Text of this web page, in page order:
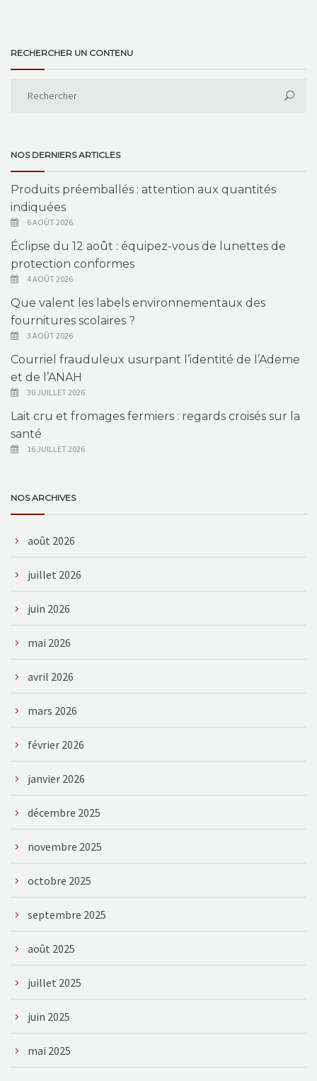
RECHERCHER UN CONTENU
NOS DERNIERS ARTICLES
Produits préemballés : attention aux quantités
indiquées
6 AOÛT 2026
Éclipse du 12 août : équipez-vous de lunettes de
protection conformes
4 AOÛT 2026
Que valent les labels environnementaux des
fournitures scolaires ?
3 AOÛT 2026
Courriel frauduleux usurpant l’identité de l’Ademe
et de l’ANAH
30 JUILLET 2026
Lait cru et fromages fermiers : regards croisés sur la
santé
16 JUILLET 2026
NOS ARCHIVES
août 2026
juillet 2026
juin 2026
mai 2026
avril 2026
mars 2026
février 2026
janvier 2026
décembre 2025
novembre 2025
octobre 2025
septembre 2025
août 2025
juillet 2025
juin 2025
mai 2025